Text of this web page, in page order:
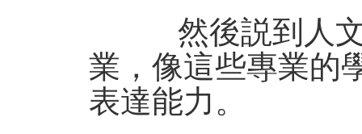
然後説到人文
業，像這些專業的
表達能力。